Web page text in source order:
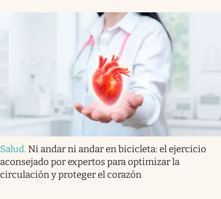
Salud. Ni andar ni andar en bicicleta: el ejercicio
aconsejado por expertos para optimizar la
circulación y proteger el corazón